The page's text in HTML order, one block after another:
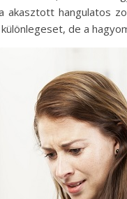
akasztott hangulatos
de a